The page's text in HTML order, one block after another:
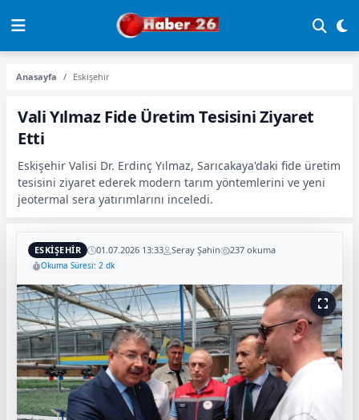
Anasayfa Eskişehir
Vali Yılmaz Fide Üretim Tesisini Ziyaret
Etti
Eskişehir Valisi Dr. Erdinç Yılmaz, Sarıcakaya'daki fide üretim
tesisini ziyaret ederek modern tarım yöntemlerini ve yeni
jeotermal sera yatırımlarını inceledi.
ESKIŞEHIR 01.07.2026 13:33 Seray Şahin 237 okuma
Okuma Süresi: 2 dk